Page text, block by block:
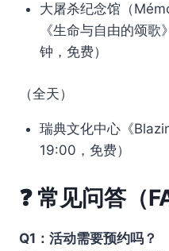
大屠杀纪念馆（
《生命与自由的颂
钟，免费）
（全天）
瑞典文化中心《
19:00，免费）
❓ 常见问答（
Q1：活动需要预约吗？